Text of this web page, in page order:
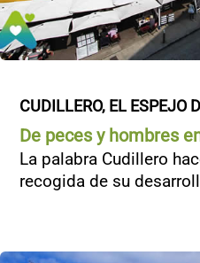
CUDILLERO, EL ESPEJO
De peces y hombres
La palabra Cudillero
recogida de su